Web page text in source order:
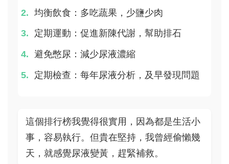
均衡飲食：多吃蔬果，少鹽少肉
定期運動：促進新陳代謝，幫助排石
避免憋尿：減少尿液濃縮
定期檢查：每年尿液分析，及早發現問題
這個排行榜我覺得很實用，因為都是生活小
事，容易執行。但貴在堅持，我曾經偷懶幾
天，就感覺尿液變黃，趕緊補救。